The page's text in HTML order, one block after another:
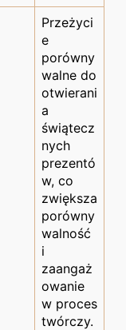
Przeżyci
e
porówny
walne do
otwierani
a
świątecz
nych
prezentó
w, co
zwiększa
porówny
walność
i
zaangaż
owanie
w proces
twórczy.